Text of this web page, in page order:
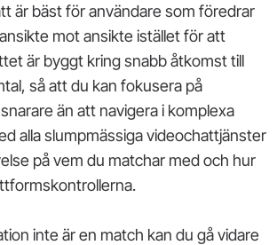
är bäst för användare som föredrar
mot ansikte istället för att
är byggt kring snabb åtkomst till
så att du kan fokusera på
än att navigera i komplexa
alla slumpmässiga videochattjänster
på vem du matchar med och hur
inte är en match kan du gå vidare